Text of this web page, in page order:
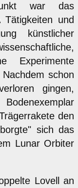
war das
und
künstlicher
Experimente
schon
gingen,
den
sich das
Lunar Orbiter
Lovell an